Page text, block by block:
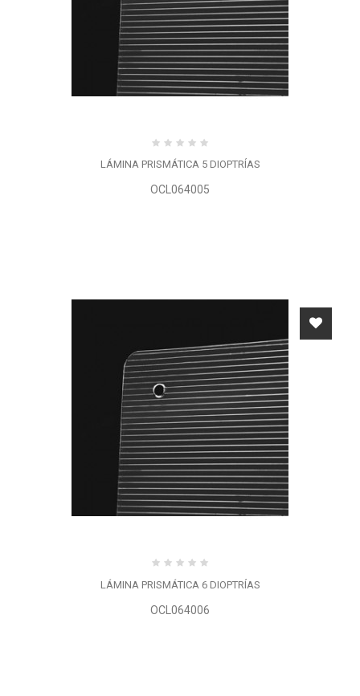
LÁMINA PRISMÁTICA 5 DIOPTRÍAS
OCL064005
LÁMINA PRISMÁTICA 6 DIOPTRÍAS
OCL064006